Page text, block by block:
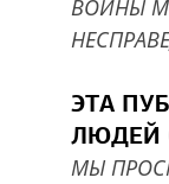
ВОЙНЫ
ЭТА
ЛЮДЕЙ
МЫ